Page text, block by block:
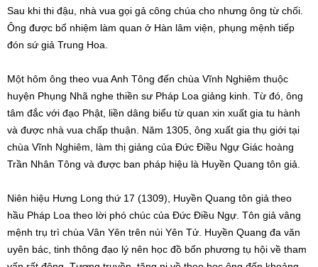
Sau khi thi đậu, nhà vua gọi gả công chúa cho nhưng ông từ chối.
Ông được bổ nhiệm làm quan ở Hàn lâm viện, phụng mệnh tiếp
đón sứ giả Trung Hoa.
Một hôm ông theo vua Anh Tông đến chùa Vĩnh Nghiêm thuộc
huyện Phụng Nhã nghe thiền sư Pháp Loa giảng kinh. Từ đó, ông
tâm đắc với đạo Phật, liền dâng biểu từ quan xin xuất gia tu hành
và được nhà vua chấp thuận. Năm 1305, ông xuất gia thụ giới tại
chùa Vĩnh Nghiêm, làm thị giảng của Đức Điều Ngự Giác hoàng
Trần Nhân Tông và được ban pháp hiệu là Huyền Quang tôn giả.
Niên hiệu Hưng Long thứ 17 (1309), Huyền Quang tôn giả theo
hầu Pháp Loa theo lời phó chúc của Đức Điều Ngự. Tôn giả vâng
mệnh trụ trì chùa Vân Yên trên núi Yên Tử. Huyền Quang đa văn
uyên bác, tinh thông đạo lý nên học đồ bốn phương tụ hội về tham